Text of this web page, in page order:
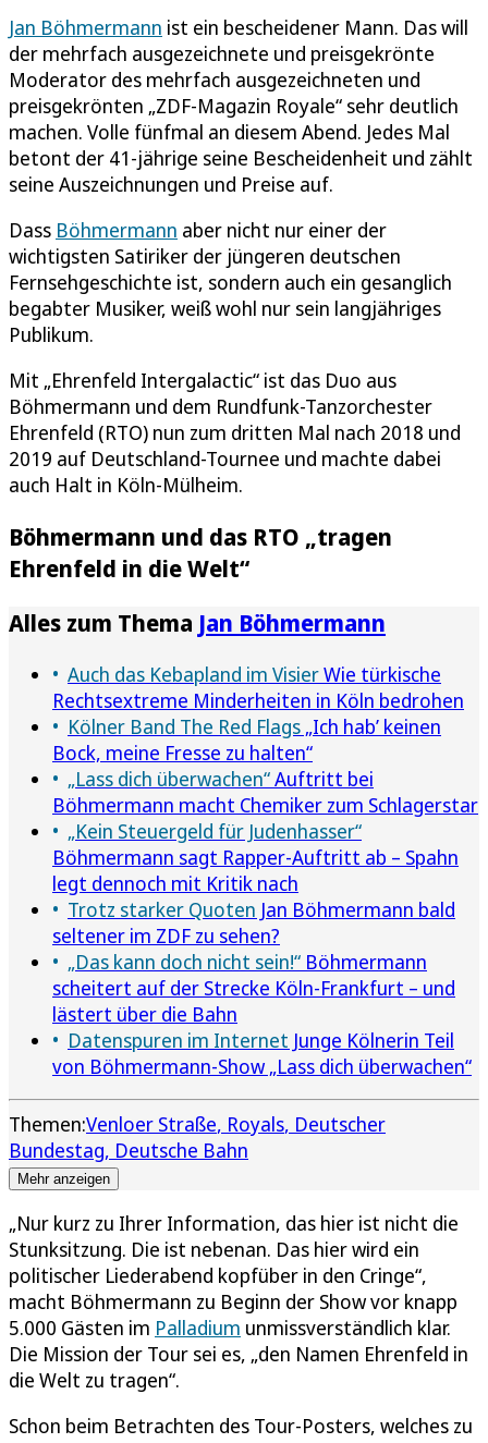
Jan Böhmermann ist ein bescheidener Mann. Das will
der mehrfach ausgezeichnete und preisgekrönte
Moderator des mehrfach ausgezeichneten und
preisgekrönten „ZDF-Magazin Royale“ sehr deutlich
machen. Volle fünfmal an diesem Abend. Jedes Mal
betont der 41-jährige seine Bescheidenheit und zählt
seine Auszeichnungen und Preise auf.
Dass Böhmermann aber nicht nur einer der
wichtigsten Satiriker der jüngeren deutschen
Fernsehgeschichte ist, sondern auch ein gesanglich
begabter Musiker, weiß wohl nur sein langjähriges
Publikum.
Mit „Ehrenfeld Intergalactic“ ist das Duo aus
Böhmermann und dem Rundfunk-Tanzorchester
Ehrenfeld (RTO) nun zum dritten Mal nach 2018 und
2019 auf Deutschland-Tournee und machte dabei
auch Halt in Köln-Mülheim.
Böhmermann und das RTO „tragen
Ehrenfeld in die Welt“
Alles zum Thema Jan Böhmermann
Auch das Kebapland im VisierWie türkische
Rechtsextreme Minderheiten in Köln bedrohen
Kölner Band The Red Flags „Ich hab’ keinen
Bock, meine Fresse zu halten“
„Lass dich überwachen“Auftritt bei
Böhmermann macht Chemiker zum Schlagerstar
„Kein Steuergeld für Judenhasser“
Böhmermann sagt Rapper-Auftritt ab – Spahn
legt dennoch mit Kritik nach
Trotz starker Quoten Jan Böhmermann bald
seltener im ZDF zu sehen?
„Das kann doch nicht sein!“ Böhmermann
scheitert auf der Strecke Köln-Frankfurt – und
lästert über die Bahn
Datenspuren im Internet Junge Kölnerin Teil
von Böhmermann-Show „Lass dich überwachen“
Themen:Venloer Straße Royals Deutscher
Bundestag Deutsche Bahn
Mehr anzeigen
„Nur kurz zu Ihrer Information, das hier ist nicht die
Stunksitzung. Die ist nebenan. Das hier wird ein
politischer Liederabend kopfüber in den Cringe“,
macht Böhmermann zu Beginn der Show vor knapp
5.000 Gästen im Palladium unmissverständlich klar.
Die Mission der Tour sei es, „den Namen Ehrenfeld in
die Welt zu tragen“.
Schon beim Betrachten des Tour-Posters, welches zu